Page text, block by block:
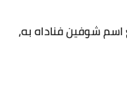
شوفين فناداه به،